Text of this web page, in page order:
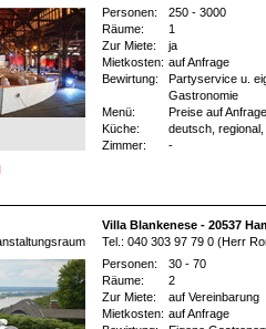
Personen:
250 - 3000
Räume:
1
Zur Miete:
ja
Mietkosten: auf Anfrage
Bewirtung:
Partyservice u.
Gastronomie
Menü:
Preise auf Anfrage
Küche:
deutsch,
Zimmer:
-
Villa Blankenese - 20537
Tel.: 040 303 97 79 0 (Herr
Personen:
30 - 70
Räume:
2
Zur Miete:
auf Vereinbarung
Mietkosten: auf Anfrage